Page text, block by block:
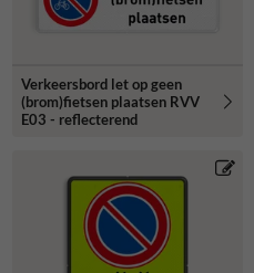
Verkeersbord let op geen
(brom)fietsen plaatsen RVV
E03 - reflecterend